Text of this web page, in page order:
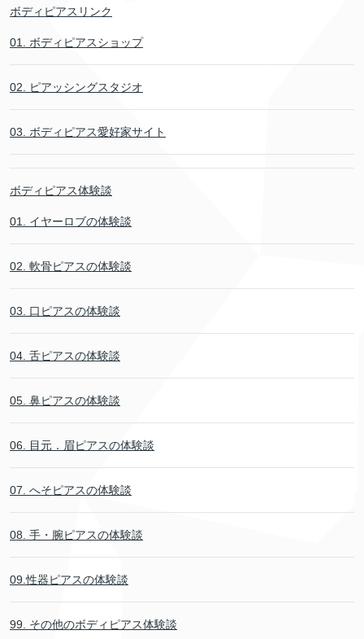
ボディピアスリンク
01. ボディピアスショップ
02. ピアッシングスタジオ
03. ボディピアス愛好家サイト
ボディピアス体験談
01. イヤーロブの体験談
02. 軟骨ピアスの体験談
03. 口ピアスの体験談
04. 舌ピアスの体験談
05. 鼻ピアスの体験談
06. 目元．眉ピアスの体験談
07. へそピアスの体験談
08. 手・腕ピアスの体験談
09.性器ピアスの体験談
99. その他のボディピアス体験談